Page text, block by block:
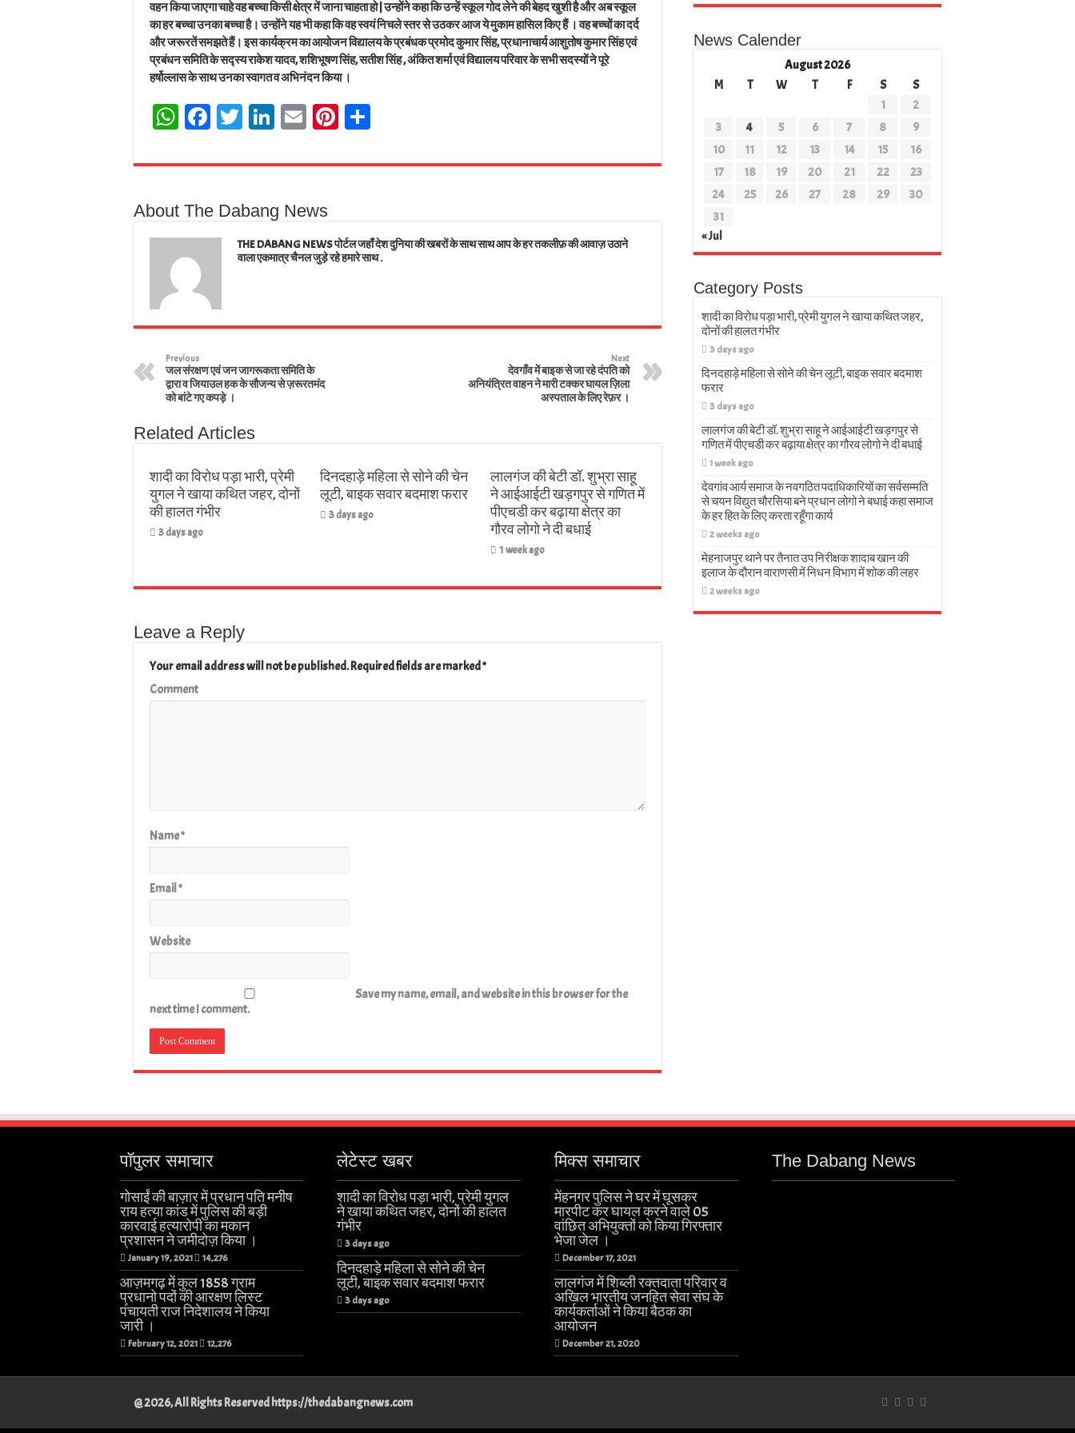
वहन किया जाएगा चाहे वह बच्चा किसी क्षेत्र में जाना चाहता हो | उन्होंने कहा कि उन्हें स्कूल गोद लेने की बेहद खुशी है और अब स्कूल
का हर बच्चा उनका बच्चा है। उन्होंने यह भी कहा कि वह स्वयं निचले स्तर से उठकर आज ये मुकाम हासिल किए हैं । वह बच्चों का दर्द
और जरूरतें समझते हैं। इस कार्यक्रम का आयोजन विद्यालय के प्रबंधक प्रमोद कुमार सिंह, प्रधानाचार्य आशुतोष कुमार सिंह एवं
प्रबंधन समिति के सद्स्य राकेश यादव, शशिभूषण सिंह, सतीश सिंह , अंकित शर्मा एवं विद्यालय परिवार के सभी सदस्यों ने पूरे
हर्षोल्लास के साथ उनका स्वागत व अभिनंदन किया ।
W
ts
pp
Fa
bo
T
tt
Li
ed
E
ail
Pi
er e
About The Dabang News
THE DABANG NEWS पोर्टल जहाँ देश दुनिया की खबरों के साथ साथ आप के हर तकलीफ़ की आवाज़ उठाने
वाला एकमात्र चैनल जुड़े रहे हमारे साथ .
Previous
जल संरक्षण एवं जन जागरूकता समिति के
द्वारा व जियाउल हक के सौजन्य से ज़रूरतमंद
को बांटे गए कपड़े ।
Next
देवगाँव में बाइक से जा रहे दंपति को
अनियंत्रित वाहन ने मारी टक्कर घायल ज़िला
अस्पताल के लिए रेफ़र ।
Related Articles
शादी का विरोध पड़ा भारी, प्रेमी
युगल ने खाया कथित जहर, दोनों
की हालत गंभीर
3 days ago
दिनदहाड़े महिला से सोने की चेन
लूटी, बाइक सवार बदमाश फरार
3 days ago
लालगंज की बेटी डॉ. शुभ्रा साहू
ने आईआईटी खड़गपुर से गणित में
पीएचडी कर बढ़ाया क्षेत्र का
गौरव लोगो ने दी बधाई
1 week ago
Leave a Reply
Your email address will not be published.Required fields are marked*
Comment
Name*
Email*
Website
Save my name, email, and website in this browser for the
next time I comment.
News Calender
August 2026
M
T W T F S
S
1
2
3
4 5 6 7 8
9
10
11 12 13 14 15
16
17
18 19 20 21 22
23
24
25 26 27 28 29
30
31
« Jul
Category Posts
शादी का विरोध पड़ा भारी, प्रेमी युगल ने खाया कथित जहर,
दोनों की हालत गंभीर
3 days ago
दिनदहाड़े महिला से सोने की चेन लूटी, बाइक सवार बदमाश
फरार
3 days ago
लालगंज की बेटी डॉ. शुभ्रा साहू ने आईआईटी खड़गपुर से
गणित में पीएचडी कर बढ़ाया क्षेत्र का गौरव लोगो ने दी बधाई
1 week ago
देवगांव आर्य समाज के नवगठित पदाधिकारियों का सर्वसम्मति
से चयन विद्युत चौरसिया बने प्रधान लोगो ने बधाई कहा समाज
के हर हित के लिए करता रहूँगा कार्य
2 weeks ago
मेहनाजपुर थाने पर तैनात उप निरीक्षक शादाब खान की
इलाज के दौरान वाराणसी में निधन विभाग में शोक की लहर
2 weeks ago
पॉपुलर समाचार
गोसाईं की बाज़ार में प्रधान पति मनीष
राय हत्या कांड में पुलिस की बड़ी
कारवाई हत्यारोपी का मकान
प्रशासन ने जमीदोज़ किया ।
January 19, 2021 14,276
आज़मगढ़ में कुल 1858 ग्राम
प्रधानो पदों की आरक्षण लिस्ट
पंचायती राज निदेशालय ने किया
जारी ।
February 12, 2021 12,276
लेटेस्ट खबर
शादी का विरोध पड़ा भारी, प्रेमी युगल
ने खाया कथित जहर, दोनों की हालत
गंभीर
3 days ago
दिनदहाड़े महिला से सोने की चेन
लूटी, बाइक सवार बदमाश फरार
3 days ago
मिक्स समाचार
मेंहनगर पुलिस ने घर में घूसकर
मारपीट कर घायल करने वाले 05
वांछित अभियुक्तों को किया गिरफ्तार
भेजा जेल ।
December 17, 2021
लालगंज में शिब्ली रक्तदाता परिवार व
अखिल भारतीय जनहित सेवा संघ के
कार्यकर्ताओं ने किया बैठक का
आयोजन
December 21, 2020
The Dabang News
@ 2026, All Rights Reserved https://thedabangnews.com